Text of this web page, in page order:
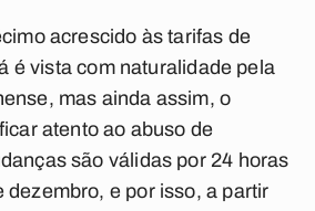
acrescido às tarifas de
é vista com naturalidade pela
mas ainda assim, o
atento ao abuso de
são válidas por 24 horas
dezembro, e por isso, a partir